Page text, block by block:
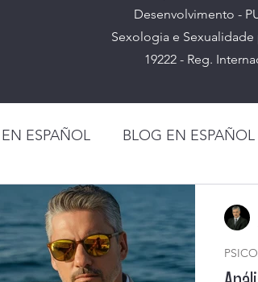
Desenvolvimento -
Sexologia e Sexualidade
19222 - Reg.
ESPAÑOL BLOG EN ESPAÑOL